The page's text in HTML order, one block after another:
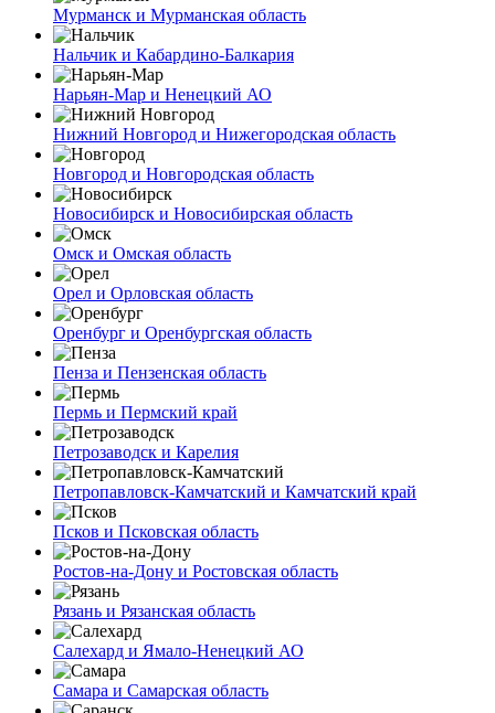
Мурманск и Мурманская область
Нальчик и Кабардино-Балкария
Нарьян-Мар и Ненецкий АО
Нижний Новгород и Нижегородская область
Новгород и Новгородская область
Новосибирск и Новосибирская область
Омск и Омская область
Орел и Орловская область
Оренбург и Оренбургская область
Пенза и Пензенская область
Пермь и Пермский край
Петрозаводск и Карелия
Петропавловск-Камчатский и Камчатский край
Псков и Псковская область
Ростов-на-Дону и Ростовская область
Рязань и Рязанская область
Салехард и Ямало-Ненецкий АО
Самара и Самарская область